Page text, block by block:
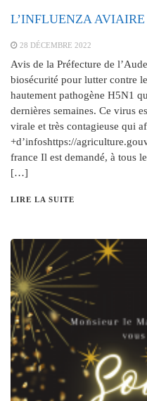
L’INFLUENZA AVIAIRE
28 DÉCEMBRE 2022
Avis de la Préfecture de
biosécurité pour lutter contre
hautement pathogène H5N1
dernières semaines. Ce virus
virale et très contagieuse qui
+d’infoshttps://
france Il est demandé, à tous
[…]
LIRE LA SUITE